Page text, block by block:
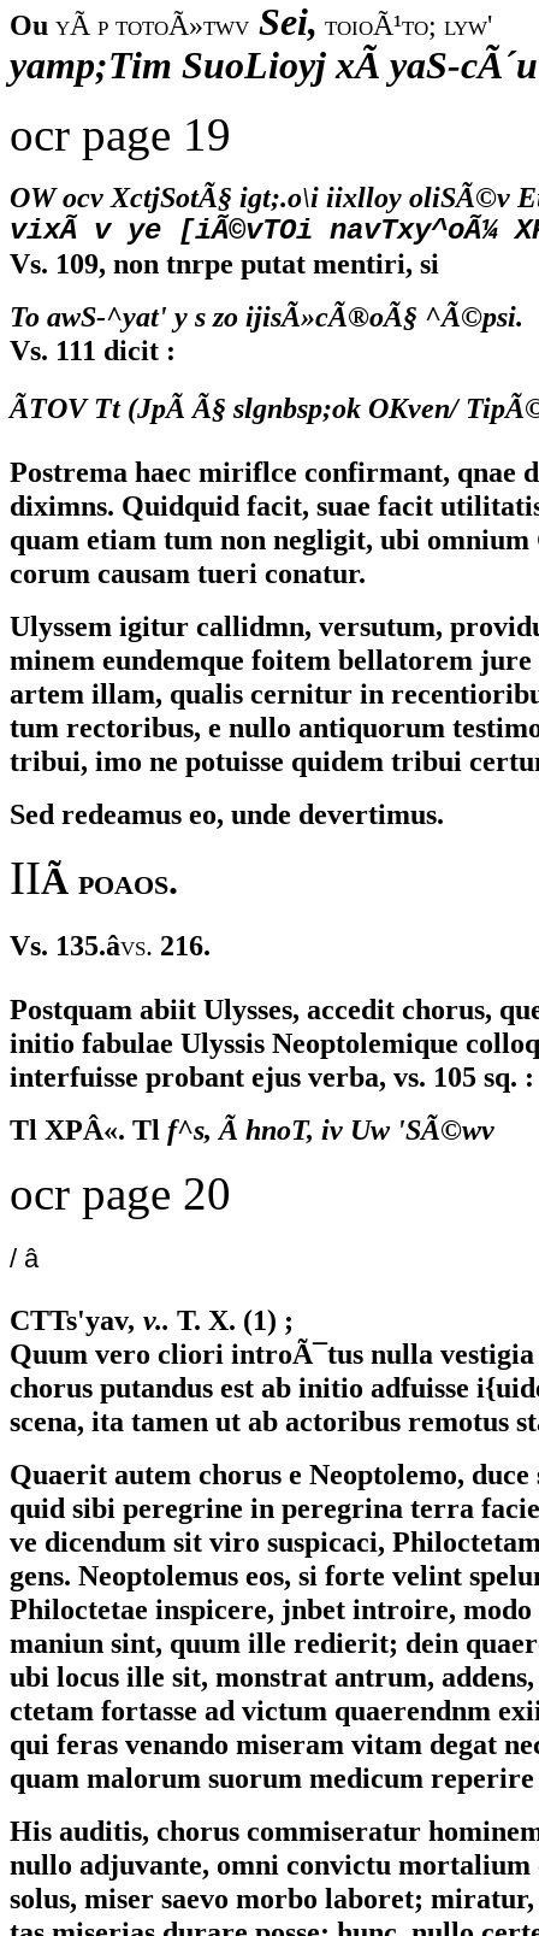
Ou yÃ p totoÃ»twv Sei, toioÃ¹to; lyw'
yamp;Tim SuoLioyj xÃ yaS-
ocr page 19
OW ocv XctjSotÃ§ igt;.o\i iixlloy oliSÃ©v
vixÃ v ye [iÃ©vTOi navTxy^oÃ¼
Vs. 109, non tnrpe putat mentiri, si
To awS-^yat' y s zo ijisÃ»cÃ®oÃ§ ^Ã©psi.
Vs. 111 dicit :
ÃTOV Tt (JpÃ Ã§ slgnbsp;ok OKven/
Postrema haec miriflce confirmant, qnae
diximns. Quidquid facit, suae facit
quam etiam tum non negligit, ubi omnium
corum causam tueri conatur.
Ulyssem igitur callidmn, versutum,
minem eundemque foitem bellatorem
artem illam, qualis cernitur in
tum rectoribus, e nullo antiquorum
tribui, imo ne potuisse quidem tribui
Sed redeamus eo, unde devertimus.
IIÃ poaos.
Vs. 135.âvs. 216.
Postquam abiit Ulysses, accedit chorus,
initio fabulae Ulyssis Neoptolemique
interfuisse probant ejus verba, vs. 105 sq. :
Tl XPÂ«. Tl f^s, Ã hnoT, iv Uw 'SÃ©wv
ocr page 20
/ â
CTTs'yav, v.. T. X. (1) ;
Quum vero cliori introÃ¯tus nulla vestigia
chorus putandus est ab initio adfuisse
scena, ita tamen ut ab actoribus remotus
Quaerit autem chorus e Neoptolemo, duce
quid sibi peregrine in peregrina terra
ve dicendum sit viro suspicaci,
gens. Neoptolemus eos, si forte velint
Philoctetae inspicere, jnbet introire, modo
maniun sint, quum ille redierit; dein
ubi locus ille sit, monstrat antrum,
ctetam fortasse ad victum quaerendnm
qui feras venando miseram vitam degat
quam malorum suorum medicum reperire
His auditis, chorus commiseratur
nullo adjuvante, omni convictu mortalium
solus, miser saevo morbo laboret;